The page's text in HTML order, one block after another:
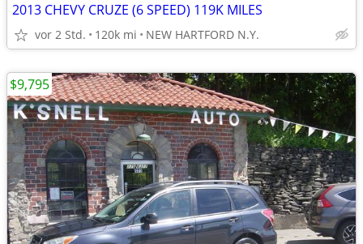
2013 CHEVY CRUZE (6 SPEED) 119K MILES
vor 2 Std. 120k mi NEW HARTFORD N.Y.
$9,795